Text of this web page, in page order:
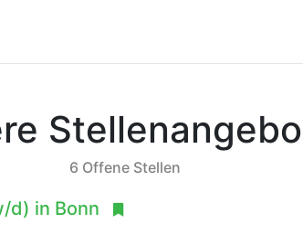
6 Offene Stellen
d) in Bonn